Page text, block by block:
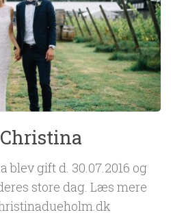
blev gift d. 30.07.2016 og
store dag. Læs mere